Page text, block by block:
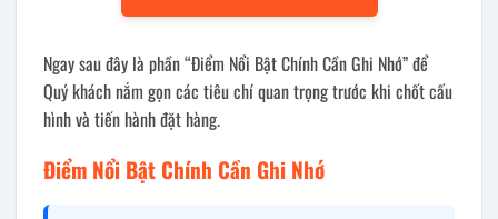
Ngay sau đây là phần “Điểm Nổi Bật Chính Cần Ghi Nhớ” để
Quý khách nắm gọn các tiêu chí quan trọng trước khi chốt cấu
hình và tiến hành đặt hàng.
Điểm Nổi Bật Chính Cần Ghi Nhớ